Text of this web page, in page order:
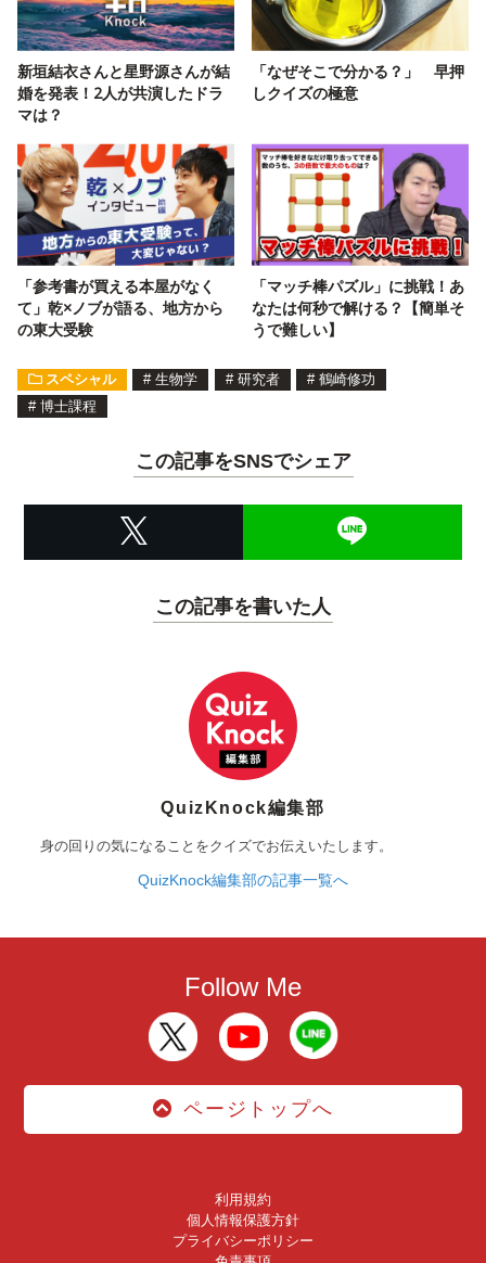
新垣結衣さんと星野源さんが結
婚を発表！2人が共演したドラ
マは？
「なぜそこで分かる？」 早押
しクイズの極意
「参考書が買える本屋がなく
て」乾×ノブが語る、地方から
の東大受験
「マッチ棒パズル」に挑戦！あ
なたは何秒で解ける？【簡単そ
うで難しい】
スペシャル # 生物学 # 研究者 # 鶴崎修功
# 博士課程
この記事をSNSでシェア
この記事を書いた人
QuizKnock編集部
身の回りの気になることをクイズでお伝えいたします。
QuizKnock編集部の記事一覧へ
Follow Me
ページトップへ
利用規約
個人情報保護方針
プライバシーポリシー